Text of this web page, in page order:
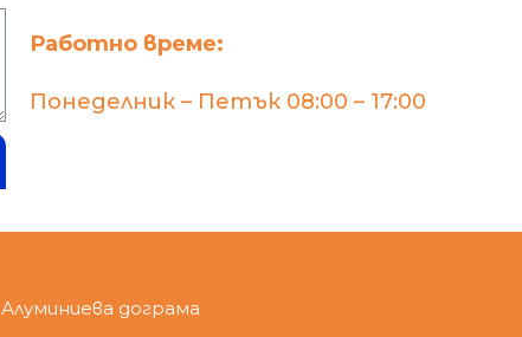
Работно време:
Понеделник – Петък 08:00 – 17:00
Алуминиева дограма